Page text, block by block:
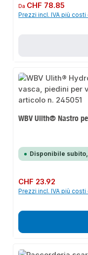
Prezzo normale:
Da CHF 78.85
Prezzi incl. IVA più
WBV Ulith® Nastro
Disponibile
Prezzo normale:
CHF 23.92
Prezzi incl. IVA più